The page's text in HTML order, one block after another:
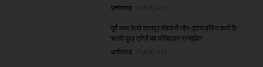
छत्तीसगढ़
पूर्व मध्य रेलवे दानापुर मंडल में नॉन-इंटरलॉकिंग कार्य के
चलते कुछ ट्रेनों का परिचालन प्रभावित
छत्तीसगढ़